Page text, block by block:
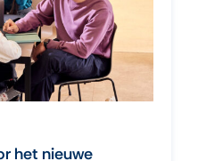
het nieuwe